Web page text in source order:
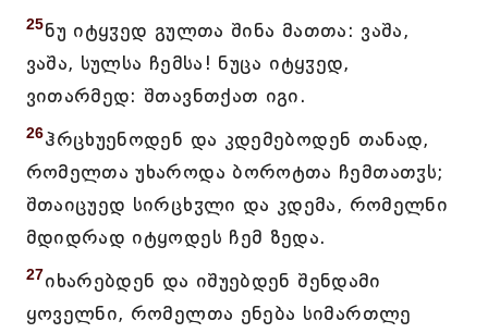
25ნუ იტყჳედ გულთა შინა მათთა: ვაშა,
ვაშა, სულსა ჩემსა! ნუცა იტყჳედ,
ვითარმედ: შთავნთქათ იგი.
26ჰრცხუენოდენ და კდემებოდენ თანად,
რომელთა უხაროდა ბოროტთა ჩემთათჳს;
შთაიცუედ სირცხჳლი და კდემა, რომელნი
მდიდრად იტყოდეს ჩემ ზედა.
27იხარებდენ და იშუებდენ შენდამი
ყოველნი, რომელთა ენება სიმართლე